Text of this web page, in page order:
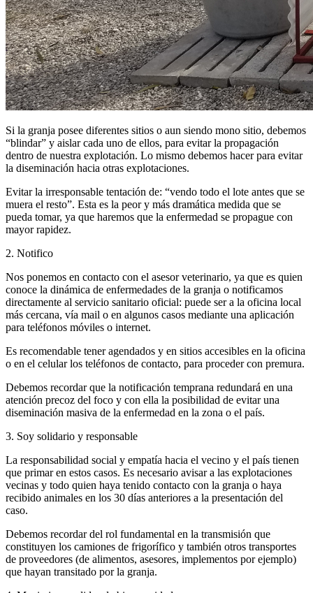
Si la granja posee diferentes sitios o aun siendo mono sitio, debemos
“blindar” y aislar cada uno de ellos, para evitar la propagación
dentro de nuestra explotación. Lo mismo debemos hacer para evitar
la diseminación hacia otras explotaciones.
Evitar la irresponsable tentación de: “vendo todo el lote antes que se
muera el resto”. Esta es la peor y más dramática medida que se
pueda tomar, ya que haremos que la enfermedad se propague con
mayor rapidez.
2. Notifico
Nos ponemos en contacto con el asesor veterinario, ya que es quien
conoce la dinámica de enfermedades de la granja o notificamos
directamente al servicio sanitario oficial: puede ser a la oficina local
más cercana, vía mail o en algunos casos mediante una aplicación
para teléfonos móviles o internet.
Es recomendable tener agendados y en sitios accesibles en la oficina
o en el celular los teléfonos de contacto, para proceder con premura.
Debemos recordar que la notificación temprana redundará en una
atención precoz del foco y con ella la posibilidad de evitar una
diseminación masiva de la enfermedad en la zona o el país.
3. Soy solidario y responsable
La responsabilidad social y empatía hacia el vecino y el país tienen
que primar en estos casos. Es necesario avisar a las explotaciones
vecinas y todo quien haya tenido contacto con la granja o haya
recibido animales en los 30 días anteriores a la presentación del
caso.
Debemos recordar del rol fundamental en la transmisión que
constituyen los camiones de frigorífico y también otros transportes
de proveedores (de alimentos, asesores, implementos por ejemplo)
que hayan transitado por la granja.